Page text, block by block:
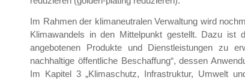
Im Rahmen der klimaneutralen Verwaltung wird
Klimawandels in den Mittelpunkt gestellt. Dazu ist
angebotenen Produkte und Dienstleistungen zu
nachhaltige öffentliche Beschaffung“, dessen
Im Kapitel 3 „Klimaschutz, Infrastruktur, Umwelt